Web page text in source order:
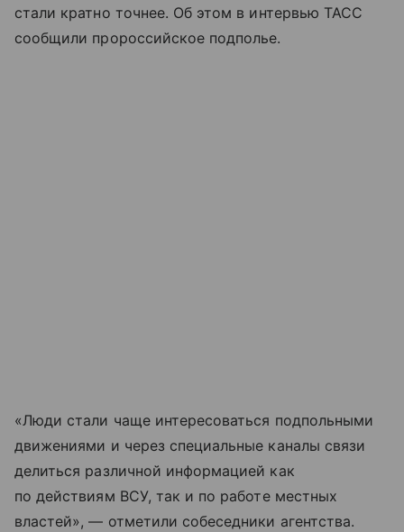
стали кратно точнее. Об этом в интервью ТАСС
сообщили пророссийское подполье.
«Люди стали чаще интересоваться подпольными
движениями и через специальные каналы связи
делиться различной информацией как
по действиям ВСУ, так и по работе местных
властей», — отметили собеседники агентства.